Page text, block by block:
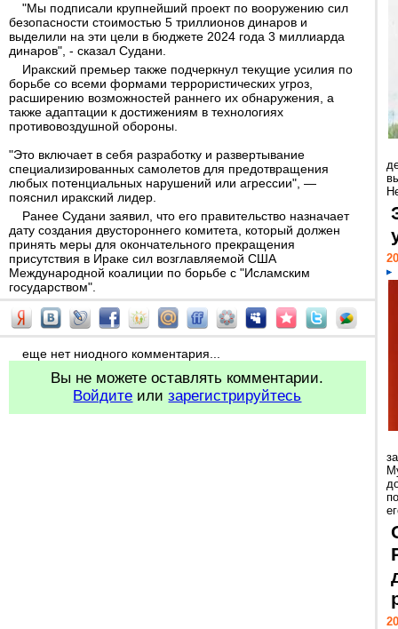
"Мы подписали крупнейший проект по вооружению сил
безопасности стоимостью 5 триллионов динаров и
выделили на эти цели в бюджете 2024 года 3 миллиарда
динаров", - сказал Судани.
Иракский премьер также подчеркнул текущие усилия по
борьбе со всеми формами террористических угроз,
расширению возможностей раннего их обнаружения, а
также адаптации к достижениям в технологиях
противовоздушной обороны.
"Это включает в себя разработку и развертывание
специализированных самолетов для предотвращения
любых потенциальных нарушений или агрессии", —
пояснил иракский лидер.
Ранее Судани заявил, что его правительство назначает
дату создания двустороннего комитета, который должен
принять меры для окончательного прекращения
присутствия в Ираке сил возглавляемой США
Международной коалиции по борьбе с "Исламским
государством".
еще нет ниодного комментария...
Вы не можете оставлять комментарии.
Войдите илизарегистрируйтесь